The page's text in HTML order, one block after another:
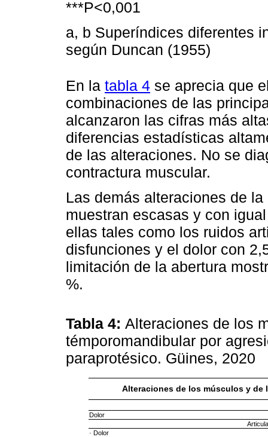
***P<0,001
a, b Superíndices diferentes
según Duncan (1955)
En la tabla 4 se aprecia que
combinaciones de las
alcanzaron las cifras más
diferencias estadísticas
de las alteraciones. No se
contractura muscular.
Las demás alteraciones de
muestran escasas y con
ellas tales como los ruidos
disfunciones y el dolor con
limitación de la abertura
%.
Tabla 4: Alteraciones de los
témporomandibular por
paraprotésico. Güines, 2020
Alteraciones de los músculos y de
Dolor
· Dolor